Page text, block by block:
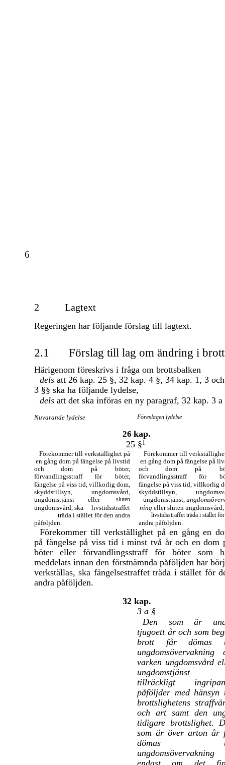
6
2 Lagtext
Regeringen har följande förslag till lagtext.
2.1 Förslag till lag om ändring i
Härigenom föreskrivs i fråga om brottsbalken
dels att 26 kap. 25 §, 32 kap. 4 §, 34 kap. 1, 3
3 §§ ska ha följande lydelse,
dels att det ska införas en ny paragraf, 32 kap. 3
Nuvarande lydelse Föreslagen lydelse
26 kap.
25 §1
Förekommer till verkställighet på
Förekommer till
en gång dom på fängelse på livstid
en gång dom på fängelse på
och
dom på böter, och dom på
förvandlingsstraff
för böter, förvandlingsstraff för
fängelse på viss tid, villkorlig dom,
fängelse på viss tid, villkorlig
skyddstillsyn,
ungdomsvård, skyddstillsyn,
ungdomstjänst
eller sluten ungdomstjänst,
ungdomsvård, ska
livstidsstraffet ning eller sluten ungdomsvård,
träda i stället för den andra
livstidsstraffet träda i stället
påföljden. andra påföljden.
Förekommer till verkställighet på en gång en
på fängelse på viss tid i minst två år och en dom
böter eller förvandlingsstraff för böter som
meddelats innan den förstnämnda påföljden har
verkställas, ska fängelsestraffet träda i stället för
andra påföljden.
32 kap.
3 a §
Den som är
tjugoett år och som
brott får dömas
ungdomsövervakning
varken ungdomsvård
ungdomstjänst
tillräckligt
påföljder med hänsyn
brottslighetens
och art samt den
tidigare brottslighet.
som är över arton år
dömas
ungdomsövervakning
endast om det